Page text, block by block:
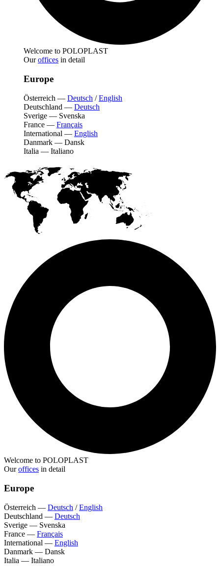
Welcome to POLOPLAST
Ouroffices in detail
Europe
Österreich — Deutsch /English
Deutschland — Deutsch
Sverige — Svenska
France — Français
International — English
Danmark — Dansk
Italia — Italiano
Welcome to POLOPLAST
Ouroffices in detail
Europe
Österreich — Deutsch /English
Deutschland — Deutsch
Sverige — Svenska
France — Français
International — English
Danmark — Dansk
Italia — Italiano